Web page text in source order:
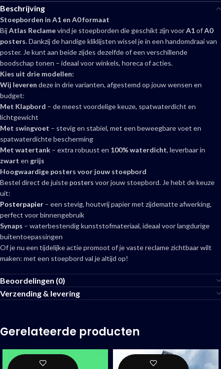
Beschrijving
Stoepborden in A1 en A0 formaat
BijAtlas Reclamevind je stoepborden die geschikt zijn voorA1ofA0
posters. Dankzij de handige kliklijsten wissel je in een handomdraai van
poster. Je kunt aan beide zijdes dezelfde of een verschillende
boodschap tonen – ideaal voor winkels, horeca of acties.
Kies uit drie modellen:
Wij leveren deze in drie varianten, afgestemd op jouw wensen en
budget:
Met Klapbord – de meest voordelige keuze, spatwaterdicht en
lichtgewicht
Met swingvoet – stevig en stabiel, met een beweegbare voet en
spatwaterdichte bescherming
Met watertank – extra robuust en 100% waterdicht, leverbaar in
zwart en grijs
Hoogwaardige posters voor jouw stoepbord
Bestel direct de juisteposters voor jouw stoepbord. Je hebt de keuze
uit:
Posterpapier – een stevig, houtvrij papier met zijdematte afwerking,
perfect voor binnengebruik
Synaps – waterbestendig kunststofmateriaal, ideaal voor langdurige
buitentoepassingen
Of je nu een tijdelijke actie promoot of je vaste reclame zichtbaar wilt
maken: met een stoepbord val je altijd op!
Beoordelingen (0)
Verzending & levering
Gerelateerde producten